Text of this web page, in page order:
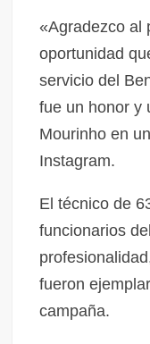
«Agradezco al
oportunidad
servicio del
fue un honor y
Mourinho en
Instagram.
El técnico de
funcionarios
fueron
campaña.